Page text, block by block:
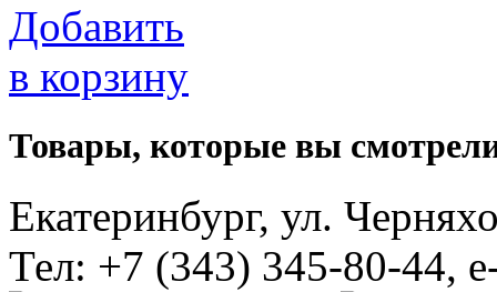
Добавить
в корзину
Товары, которые вы
Екатеринбург, ул.
Тел: +7 (343) 345-80-44,